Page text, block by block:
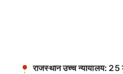
राजस्थान उच्च न्यायालय: 25